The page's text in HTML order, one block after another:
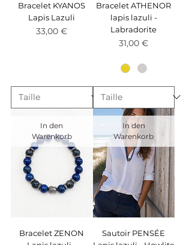
Bracelet KYANOS
Lapis Lazuli
Preis
33,00 €
Bracelet ATHENOR
lapis lazuli -
Labradorite
Preis
31,00 €
In den
Warenkorb
Bracelet ZENON
In den
Warenkorb
Sautoir PENSÉE